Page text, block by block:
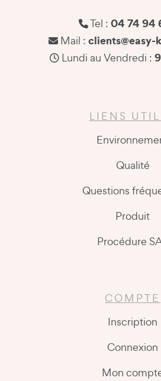
Tel : 04 74 94
Mail :
Lundi au Vendredi :
LIENS
Qualité
Questions
Produit
Procédure
COMPTE
Inscription
Connexion
Mon